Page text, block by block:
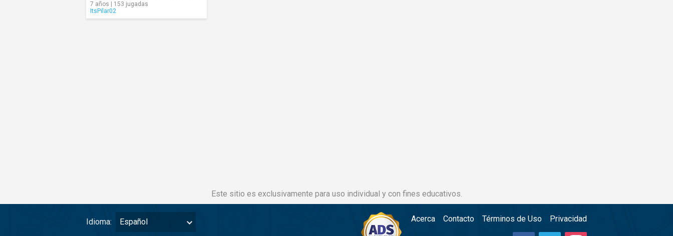
7 años | 153 jugadas
ItsPilar02
Este sitio es exclusivamente para uso individual y con fines educativos.
Idioma: Español Acerca Contacto Términos de Uso Privacidad